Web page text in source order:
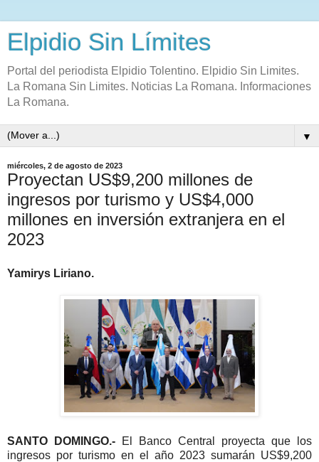
Elpidio Sin Límites
Portal del periodista Elpidio Tolentino. Elpidio Sin Limites.
La Romana Sin Limites. Noticias La Romana. Informaciones
La Romana.
▼
miércoles, 2 de agosto de 2023
Proyectan US$9,200 millones de
ingresos por turismo y US$4,000
millones en inversión extranjera en el
2023
Yamirys Liriano.
SANTO DOMINGO.-
El Banco Central proyecta que los
ingresos por turismo en el año 2023 sumarán US$9,200